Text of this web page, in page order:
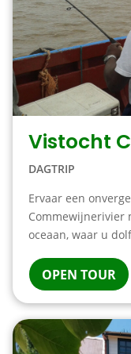
Vistocht
DAGTRIP
Ervaar een
Commewijnerivier
oceaan, waar u
OPEN TOUR